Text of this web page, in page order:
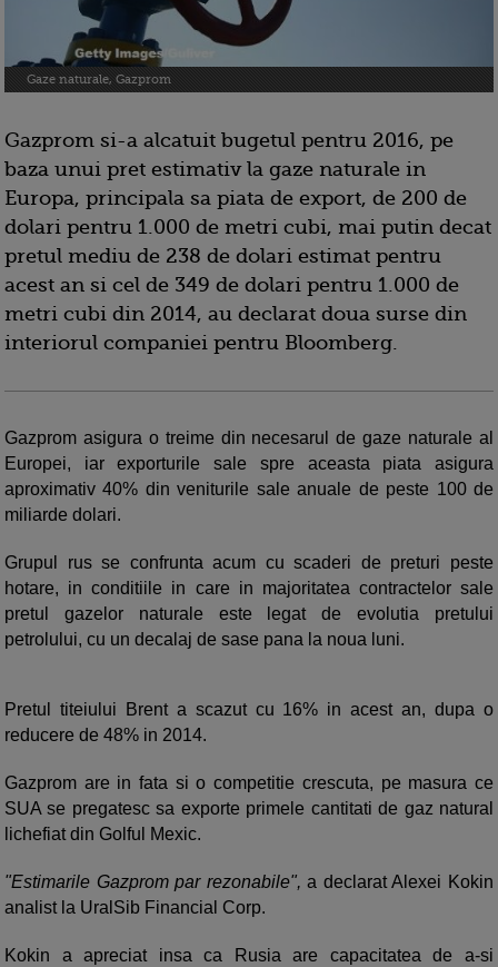
Gaze naturale, Gazprom
Gazprom si-a alcatuit bugetul pentru 2016, pe
baza unui pret estimativ la gaze naturale in
Europa, principala sa piata de export, de 200 de
dolari pentru 1.000 de metri cubi, mai putin decat
pretul mediu de 238 de dolari estimat pentru
acest an si cel de 349 de dolari pentru 1.000 de
metri cubi din 2014, au declarat doua surse din
interiorul companiei pentru Bloomberg.
Gazprom asigura o treime din necesarul de gaze naturale al
Europei, iar exporturile sale spre aceasta piata asigura
aproximativ 40% din veniturile sale anuale de peste 100 de
miliarde dolari.
Grupul rus se confrunta acum cu scaderi de preturi peste
hotare, in conditiile in care in majoritatea contractelor sale
pretul gazelor naturale este legat de evolutia pretului
petrolului, cu un decalaj de sase pana la noua luni.
Pretul titeiului Brent a scazut cu 16% in acest an, dupa o
reducere de 48% in 2014.
Gazprom are in fata si o competitie crescuta, pe masura ce
SUA se pregatesc sa exporte primele cantitati de gaz natural
lichefiat din Golful Mexic.
"Estimarile Gazprom par rezonabile",a declarat Alexei Kokin
analist la UralSib Financial Corp.
Kokin a apreciat insa ca Rusia are capacitatea de a-si